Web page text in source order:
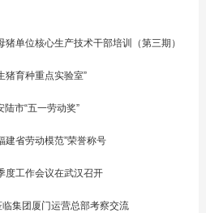
单位核心生产技术干部培训（第三期）
猪育种重点实验室”
市“五一劳动奖”
建省劳动模范”荣誉称号
度工作会议在武汉召开
集团厦门运营总部考察交流